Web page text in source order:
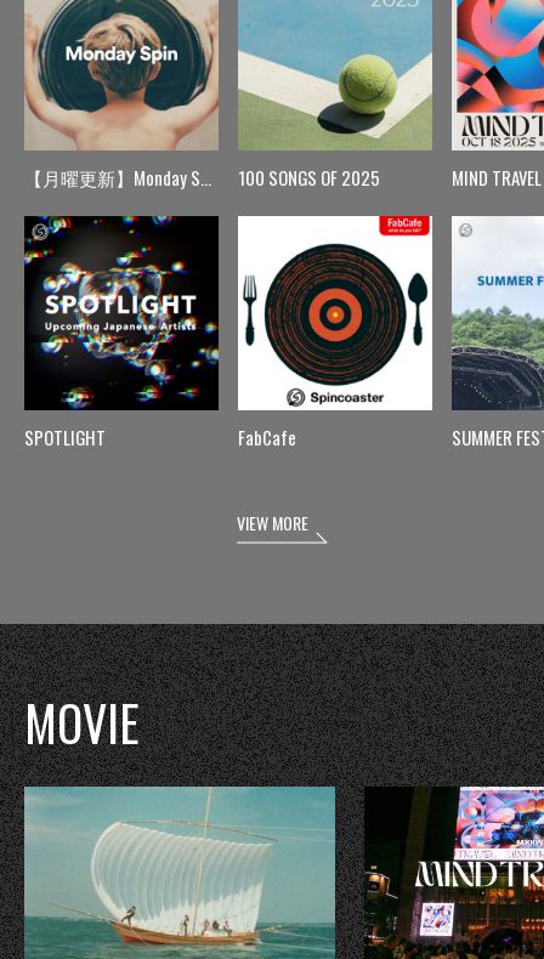
【月曜更新】Monday Spin
SPOTLIGHT
100 SONGS OF 2025
FabCafe
MIND TRAVEL
SUMMER
VIEW MORE
MOVIE